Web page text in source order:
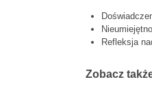
Refleksja
Zobacz